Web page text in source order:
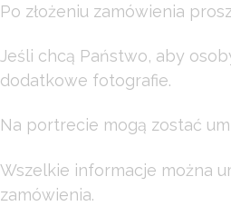
Po złożeniu zamówienia
Jeśli chcą Państwo, aby
dodatkowe fotografie.
Na portrecie mogą zostać
Wszelkie informacje można
zamówienia.